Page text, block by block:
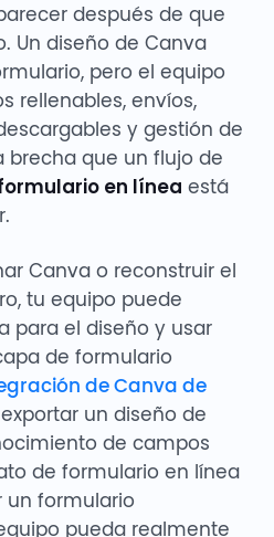
después de que
Un diseño de Canva
pero el equipo
rellenables, envíos,
y gestión de
brecha que un flujo de
en línea está
Canva o reconstruir el
tu equipo puede
para el diseño y usar
de formulario
de Canva de
un diseño de
de campos
de formulario en línea
un formulario
pueda realmente